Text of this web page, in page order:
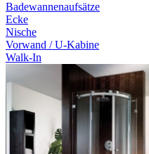
Badewannenaufsätze
Ecke
Nische
Vorwand / U-Kabine
Walk-In